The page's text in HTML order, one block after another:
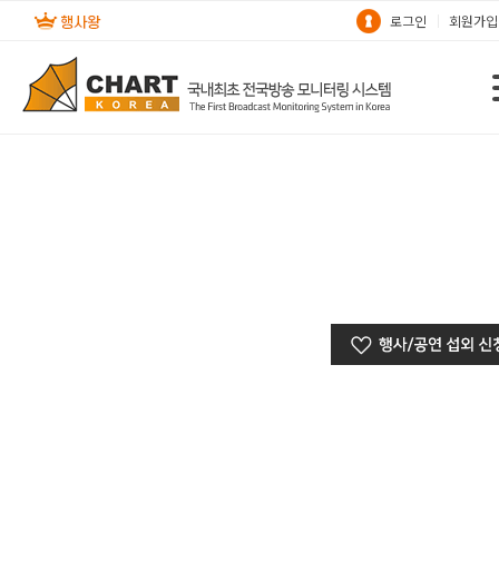
로그인 회원가입